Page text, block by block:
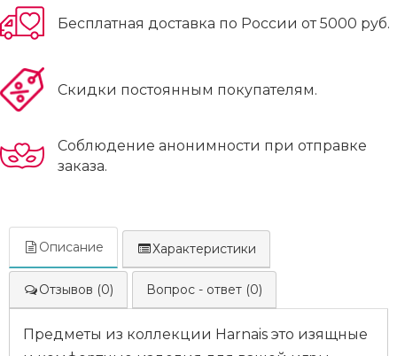
Бесплатная доставка по России от 5000 руб.
Скидки постоянным покупателям.
Соблюдение анонимности при отправке
заказа.
Описание Характеристики
Отзывов (0) Вопрос - ответ (0)
Предметы из коллекции Harnais это изящные